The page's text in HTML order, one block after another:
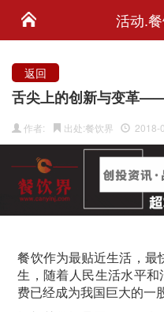
活动.
返回
舌尖上的创新与变革
作者: 出处:餐饮界 2018-
餐饮作为最贴近生活，最
生，随着人民生活水平和
费已经成为我国巨大的一